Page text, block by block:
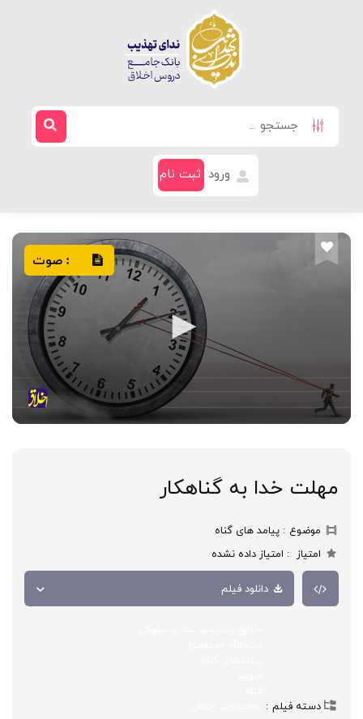
ورود ثبت نام
: صوت
مهلت خدا به گناهکار
موضوع
پیامد های گناه
امتیاز
امتیاز داده نشده
دانلود فیلم
دسته فیلم